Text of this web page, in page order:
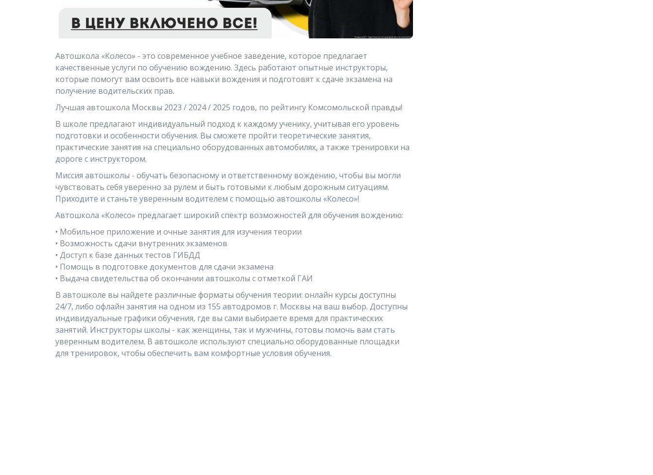
Автошкола «Колесо» - это современное учебное заведение, которое предлагает
качественные услуги по обучению вождению. Здесь работают опытные инструкторы,
которые помогут вам освоить все навыки вождения и подготовят к сдаче экзамена на
получение водительских прав.
Лучшая автошкола Москвы 2023 / 2024 / 2025 годов, по рейтингу Комсомольской правды!
В школе предлагают индивидуальный подход к каждому ученику, учитывая его уровень
подготовки и особенности обучения. Вы сможете пройти теоретические занятия,
практические занятия на специально оборудованных автомобилях, а также тренировки на
дороге с инструктором.
Миссия автошколы - обучать безопасному и ответственному вождению, чтобы вы могли
чувствовать себя уверенно за рулем и быть готовыми к любым дорожным ситуациям.
Приходите и станьте уверенным водителем с помощью автошколы «Колесо»!
Автошкола «Колесо» предлагает широкий спектр возможностей для обучения вождению:
• Мобильное приложение и очные занятия для изучения теории
• Возможность сдачи внутренних экзаменов
• Доступ к базе данных тестов ГИБДД
• Помощь в подготовке документов для сдачи экзамена
• Выдача свидетельства об окончании автошколы с отметкой ГАИ
В автошколе вы найдете различные форматы обучения теории: онлайн курсы доступны
24/7, либо офлайн занятия на одном из 155 автодромов г. Москвы на ваш выбор. Доступны
индивидуальные графики обучения, где вы сами выбираете время для практических
занятий. Инструкторы школы - как женщины, так и мужчины, готовы помочь вам стать
уверенным водителем. В автошколе используют специально оборудованные площадки
для тренировок, чтобы обеспечить вам комфортные условия обучения.